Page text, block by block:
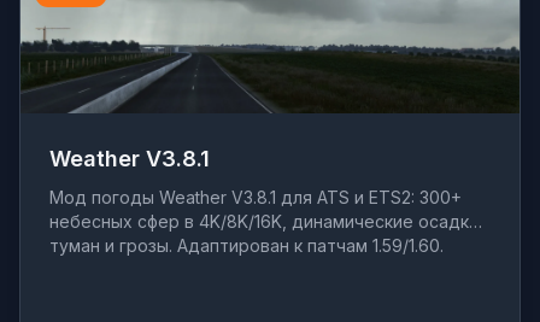
Weather V3.8.1
Мод погоды Weather V3.8.1 для ATS и ETS2: 300+
небесных сфер в 4K/8K/16K, динамические осадки,
туман и грозы. Адаптирован к патчам 1.59/1.60.